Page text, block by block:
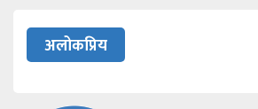
अलोकप्रिय